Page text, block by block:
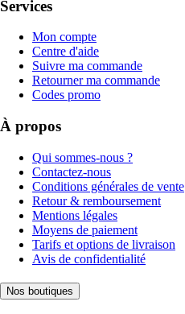
Services
Mon compte
Centre d'aide
Suivre ma commande
Retourner ma commande
Codes promo
À propos
Qui sommes-nous ?
Contactez-nous
Conditions générales de vente
Retour & remboursement
Mentions légales
Moyens de paiement
Tarifs et options de livraison
Avis de confidentialité
Nos boutiques